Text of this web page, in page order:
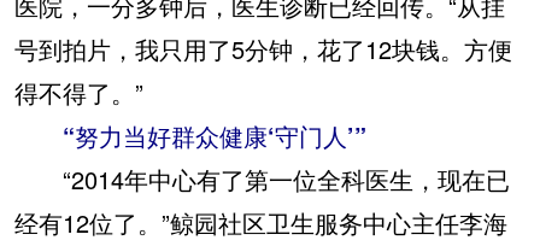
号到拍片，我只用了5分钟，花了12块钱。方便
得不得了。”
“努力当好群众健康‘守门人’”
“2014年中心有了第一位全科医生，现在已
经有12位了。”鲸园社区卫生服务中心主任李海